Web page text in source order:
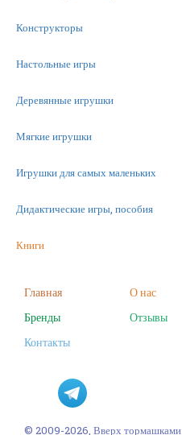
Конструкторы
Настольные игры
Деревянные игрушки
Мягкие игрушки
Игрушки для самых маленьких
Дидактические игры, пособия
Книги
Фигурки
Наборы для творчества
Пазлы
Главная О нас
Бренды
Отзывы
Контакты
© 2009-2026, Вверх тормашками